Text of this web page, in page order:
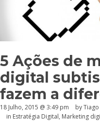
5 Ações de
digital
fazem a
18 Julho, 2015 @ 3:49 pm
by
in Estratégia Digital, Marketing